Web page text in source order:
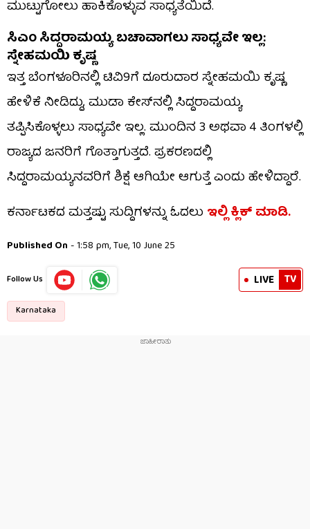
ಮುಟ್ಟುಗೋಲು ಹಾಕಿಕೊಳ್ಳುವ ಸಾಧ್ಯತೆಯಿದೆ.
ಸಿಎಂ ಸಿದ್ದರಾಮಯ್ಯ ಬಚಾವಾಗಲು ಸಾಧ್ಯವೇ ಇಲ್ಲ:
ಸ್ನೇಹಮಯಿ ಕೃಷ್ಣ
ಇತ್ತ ಬೆಂಗಳೂರಿನಲ್ಲಿ ಟಿವಿ9ಗೆ ದೂರುದಾರ ಸ್ನೇಹಮಯಿ ಕೃಷ್ಣ
ಹೇಳಿಕೆ ನೀಡಿದ್ದು, ಮುಡಾ ಕೇಸ್​ನಲ್ಲಿ ಸಿದ್ದರಾಮಯ್ಯ
ತಪ್ಪಿಸಿಕೊಳ್ಳಲು ಸಾಧ್ಯವೇ ಇಲ್ಲ. ಮುಂದಿನ 3 ಅಥವಾ 4 ತಿಂಗಳಲ್ಲಿ
ರಾಜ್ಯದ ಜನರಿಗೆ ಗೊತ್ತಾಗುತ್ತದೆ. ಪ್ರಕರಣದಲ್ಲಿ
ಸಿದ್ದರಾಮಯ್ಯನವರಿಗೆ ಶಿಕ್ಷೆ ಆಗಿಯೇ ಆಗುತ್ತೆ ಎಂದು ಹೇಳಿದ್ದಾರೆ.
ಕರ್ನಾಟಕದ ಮತ್ತಷ್ಟು ಸುದ್ದಿಗಳನ್ನು ಓದಲು ಇಲ್ಲಿ ಕ್ಲಿಕ್ ಮಾಡಿ.
Published On - 1:58 pm, Tue, 10 June 25
Follow Us LIVE TV
Karnataka